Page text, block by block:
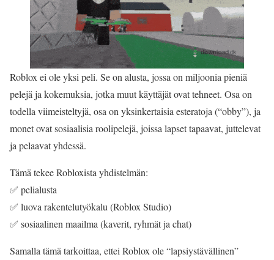
Roblox ei ole yksi peli. Se on alusta, jossa on miljoonia pieniä
pelejä ja kokemuksia, jotka muut käyttäjät ovat tehneet. Osa on
todella viimeisteltyjä, osa on yksinkertaisia esteratoja (“obby”), ja
monet ovat sosiaalisia roolipelejä, joissa lapset tapaavat, juttelevat
ja pelaavat yhdessä.
Tämä tekee Robloxista yhdistelmän:
✅ pelialusta
✅ luova rakentelutyökalu (Roblox Studio)
✅ sosiaalinen maailma (kaverit, ryhmät ja chat)
Samalla tämä tarkoittaa, ettei Roblox ole “lapsiystävällinen”